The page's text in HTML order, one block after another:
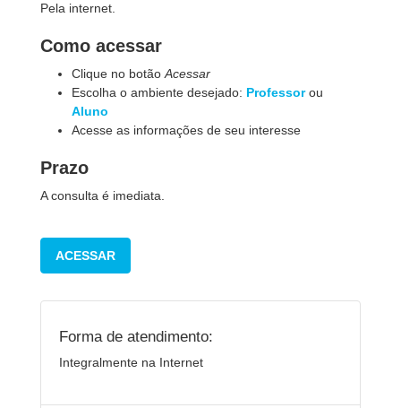
Pela internet.
Como acessar
Clique no botão Acessar
Escolha o ambiente desejado: Professorou
Aluno
Acesse as informações de seu interesse
Prazo
A consulta é imediata.
ACESSAR
Forma de atendimento:
Integralmente na Internet